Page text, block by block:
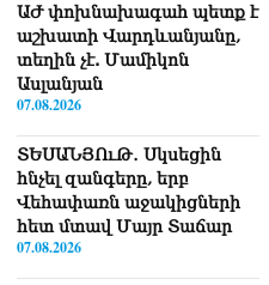
ԱԺ փոխնախագահ պետք է
աշխատի Վարդևանյանը,
տեղին չէ. Մամիկոն
Ասլանյան
07.08.2026
ՏԵՍԱՆՅՈւԹ․ Սկսեցին
հնչել զանգերը, երբ
Վեհափառն աջակիցների
հետ մտավ Մայր Տաճար
07.08.2026